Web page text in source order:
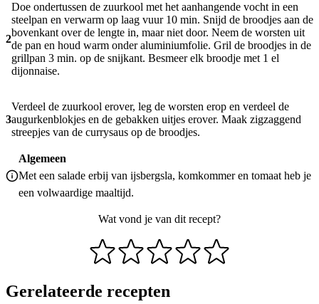
2
Doe ondertussen de zuurkool met het aanhangende vocht in een
steelpan en verwarm op laag vuur 10 min. Snijd de broodjes aan de
bovenkant over de lengte in, maar niet door. Neem de worsten uit
de pan en houd warm onder aluminiumfolie. Gril de broodjes in de
grillpan 3 min. op de snijkant. Besmeer elk broodje met 1 el
dijonnaise.
3
Verdeel de zuurkool erover, leg de worsten erop en verdeel de
augurkenblokjes en de gebakken uitjes erover. Maak zigzaggend
streepjes van de currysaus op de broodjes.
Algemeen
Met een salade erbij van ijsbergsla, komkommer en tomaat heb je
een volwaardige maaltijd.
Wat vond je van dit recept?
Gerelateerde recepten